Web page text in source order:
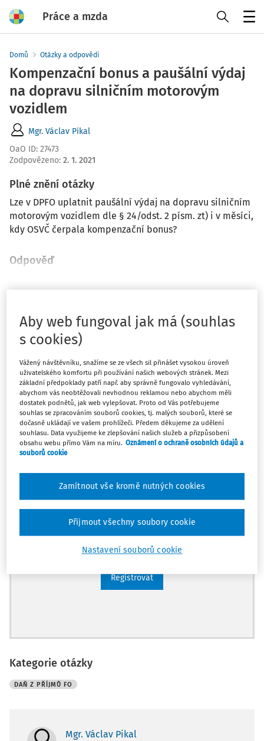
Práce a mzda
Domů Otázky a odpovědi
Kompenzační bonus a paušální výdaj
na dopravu silničním motorovým
vozidlem
Mgr. Václav Pikal
OaO ID: 27473
Zodpovězeno: 2. 1. 2021
Plné znění otázky
Lze v DPFO uplatnit paušální výdaj na dopravu silničním
motorovým vozidlem dle § 24/odst. 2 písm. zt) i v měsíci,
kdy OSVČ čerpala kompenzační bonus?
Odpověď
Zatím jste si přečetli jen začátek…
Celý dokument je jen pro předplatitele.
Zaregistrujte se a získejte
zdarma plný přístup na 14 dnů.
Díky tomu získáte
Všechny placené články na webu
Ucelený přehled pracovních situací
Archiv časopisů
Registrovat
Kategorie otázky
DAŇ Z PŘÍJMŮ FO
Mgr. Václav Pikal
Aby web fungoval jak má (souhlas
s cookies)
Vážený návštěvníku, snažíme se ze všech sil přinášet vysokou úroveň
uživatelského komfortu při používání našich webových stránek. Mezi
základní předpoklady patří např. aby správně fungovalo vyhledávání,
abychom vás neobtěžovali nevhodnou reklamou nebo abychom měli
dostatek podnětů, jak web vylepšovat. Proto od Vás potřebujeme
souhlas se zpracováním souborů cookies, tj. malých souborů, které se
dočasně ukládají ve vašem prohlížeči. Předem děkujeme za udělení
souhlasu. Data využijeme ke zlepšování našich služeb a přizpůsobení
obsahu webu přímo Vám na míru. Oznámení o ochraně osobních údajů a
souborů cookie
Nastavení souborů cookie
Zamítnout vše kromě nutných cookies
Přijmout všechny soubory cookie